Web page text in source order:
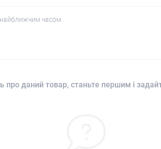
часом.
про даний товар, станьте першим і